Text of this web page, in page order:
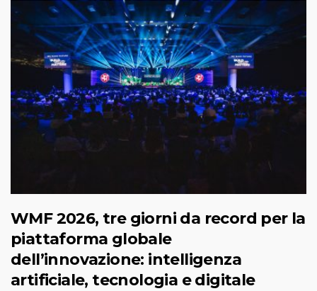
WMF 2026, tre giorni da record per la
piattaforma globale
dell’innovazione: intelligenza
artificiale, tecnologia e digitale